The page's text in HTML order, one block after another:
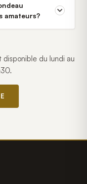
amateurs?
du lundi au